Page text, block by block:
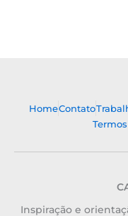
HomeContato
Inspiração e